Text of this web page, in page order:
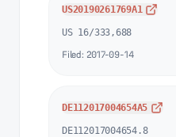
US20190261769A1
US 16/333,688
Filed: 2017-09-14
DE112017004654A5
DE112017004654.8